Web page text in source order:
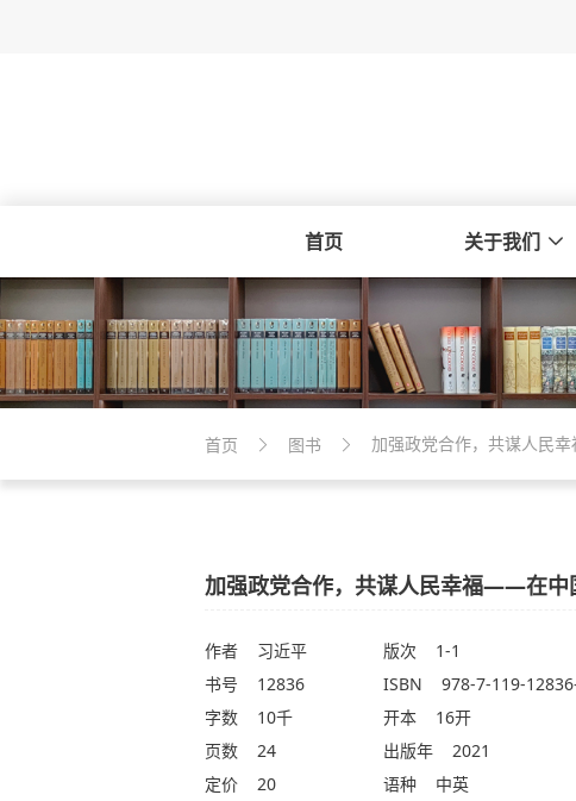
首页 关于我们
首页 图书 加强政党合作，共谋人民
加强政党合作，共谋人民幸福——在中
作者
习近平
书号
12836
字数
10千
页数
24
定价
20
版次
1-1
ISBN
978-7-119-
开本
16开
出版年
2021
语种
中英